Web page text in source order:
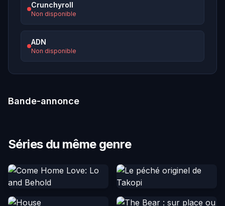
Crunchyroll
Non disponible
ADN
Non disponible
Bande-annonce
Séries du même genre